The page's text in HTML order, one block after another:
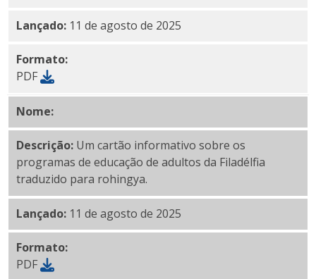
Lançado: 11 de agosto de 2025
Formato:
PDF
Nome:PDF rohingya
Descrição: Um cartão informativo sobre os
programas de educação de adultos da Filadélfia
traduzido para rohingya.
Lançado: 11 de agosto de 2025
Formato:
PDF